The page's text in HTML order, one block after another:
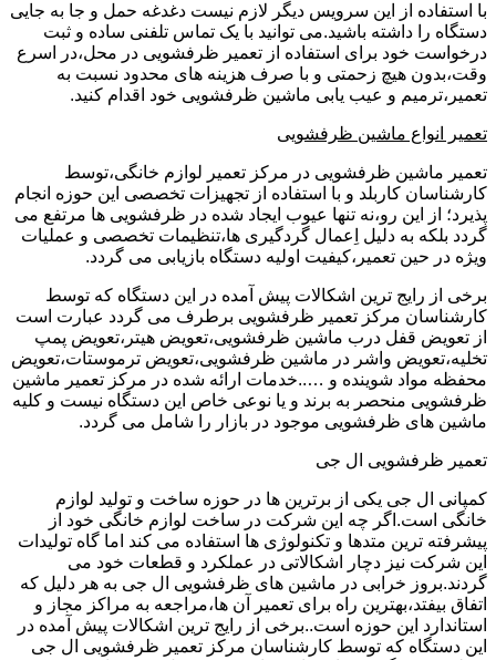
با استفاده از این سرویس دیگر لازم نیست دغدغه حمل و جا به جایی
دستگاه را داشته باشید.می توانید با یک تماس تلفنی ساده و ثبت
درخواست خود برای استفاده از تعمیر ظرفشویی در محل،در اسرع
وقت،بدون هیچ زحمتی و با صرف هزینه های محدود نسبت به
تعمیر،ترمیم و عیب یابی ماشین ظرفشویی خود اقدام کنید.
تعمیر انواع ماشین ظرفشویی
تعمیر ماشین ظرفشویی در مرکز تعمیر لوازم خانگی،توسط
کارشناسان کاربلد و با استفاده از تجهیزات تخصصی این حوزه انجام
پذیرد؛ از این رو،نه تنها عیوب ایجاد شده در ظرفشویی ها مرتفع می
گردد بلکه به دلیل اِعمال گردگیری ها،تنظیمات تخصصی و عملیات
ویژه در حین تعمیر،کیفیت اولیه دستگاه بازیابی می گردد.
برخی از رایج ترین اشکالات پیش آمده در این دستگاه که توسط
کارشناسان مرکز تعمیر ظرفشویی برطرف می گردد عبارت است
از تعویض قفل درب ماشین ظرفشویی،تعویض هیتر،تعویض پمپ
تخلیه،تعویض واشر در ماشین ظرفشویی،تعویض ترموستات،تعویض
محفظه مواد شوینده و …..خدمات ارائه شده در مرکز تعمیر ماشین
ظرفشویی منحصر به برند و یا نوعی خاص این دستگاه نیست و کلیه
ماشین های ظرفشویی موجود در بازار را شامل می گردد.
تعمیر ظرفشویی ال جی
کمپانی ال جی یکی از برترین ها در حوزه ساخت و تولید لوازم
خانگی است.اگر چه این شرکت در ساخت لوازم خانگی خود از
پیشرفته ترین متدها و تکنولوژی ها استفاده می کند اما گاه تولیدات
این شرکت نیز دچار اشکالاتی در عملکرد و قطعات خود می
گردند.بروز خرابی در ماشین های ظرفشویی ال جی به هر دلیل که
اتفاق بیفتد،بهترین راه برای تعمیر آن ها،مراجعه به مراکز مجاز و
استاندارد این حوزه است..برخی از رایج ترین اشکالات پیش آمده در
این دستگاه که توسط کارشناسان مرکز تعمیر ظرفشویی ال جی